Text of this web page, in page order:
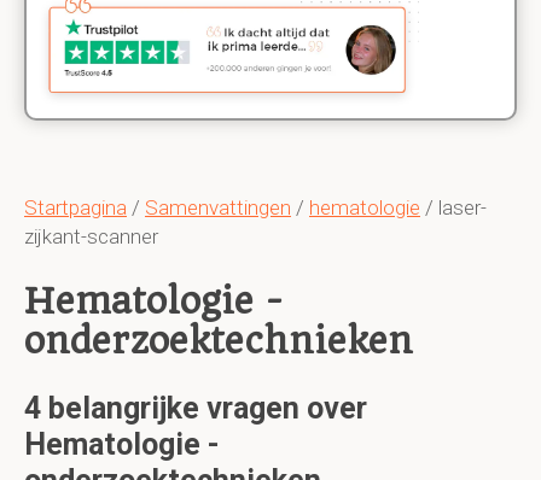
Startpagina / Samenvattingen / hematologie / laser-
zijkant-scanner
Hematologie -
onderzoektechnieken
4 belangrijke vragen over
Hematologie -